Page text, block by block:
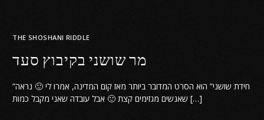
THE SHOSHANI RIDDLE
מר שושני בקיבוץ סעד
“חידת שושני” הוא הסרט המדובר ביותר מאז קום המדינה, אמרו לי 🙂 נראה
שאנשים מגזימים קצת 🙂 אבל עובדה שאני מקבל כמות […]